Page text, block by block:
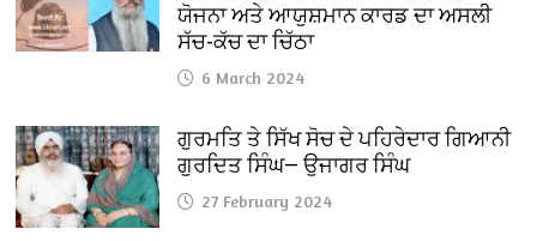
ਯੋਜਨਾ ਅਤੇ ਆਯੁਸ਼ਮਾਨ ਕਾਰਡ ਦਾ ਅਸਲੀ
ਸੱਚ-ਕੱਚ ਦਾ ਚਿੱਠਾ
6 March 2024
ਗੁਰਮਤਿ ਤੇ ਸਿੱਖ ਸੋਚ ਦੇ ਪਹਿਰੇਦਾਰ ਗਿਆਨੀ
ਗੁਰਦਿਤ ਸਿੰਘ— ਉਜਾਗਰ ਸਿੰਘ
27 February 2024